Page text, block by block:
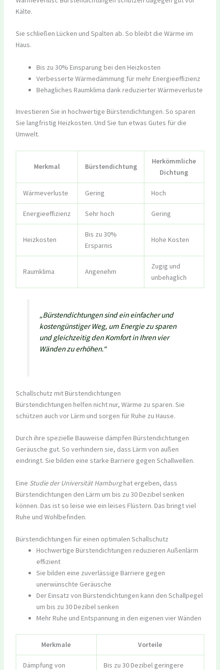
Kälte.
Sie schließen Lücken und Spalten ab. So bleibt die Wärme im
Haus.
Bis zu 30% Einsparung bei den Heizkosten
Verbesserte Wärmedämmung für mehr Energieeffizienz
Behagliches Raumklima dank reduzierter Wärmeverluste
Investieren Sie in hochwertige Bürstendichtungen. So sparen
Sie langfristig Heizkosten. Und Sie tun etwas Gutes für die
Umwelt.
Merkmal Bürstendichtung
Herkömmliche
Dichtung
Wärmeverluste Gering Hoch
Energieeffizienz Sehr hoch Gering
Heizkosten
Bis zu 30%
Ersparnis
Hohe Kosten
Raumklima Angenehm
Zugig und
unbehaglich
„Bürstendichtungen sind ein einfacher und
kostengünstiger Weg, um Energie zu sparen
und gleichzeitig den Komfort in Ihren vier
Wänden zu erhöhen.“
Schallschutz mit Bürstendichtungen
Bürstendichtungen helfen nicht nur, Wärme zu sparen. Sie
schützen auch vor Lärm und sorgen für Ruhe zu Hause.
Durch ihre spezielle Bauweise dämpfen Bürstendichtungen
Geräusche gut. So verhindern sie, dass Lärm von außen
eindringt. Sie bilden eine starke Barriere gegen Schallwellen.
Eine Studie der Universität Hamburghat ergeben, dass
Bürstendichtungen den Lärm um bis zu 30 Dezibel senken
können. Das ist so leise wie ein leises Flüstern. Das bringt viel
Ruhe und Wohlbefinden.
Bürstendichtungen für einen optimalen Schallschutz
Hochwertige Bürstendichtungen reduzieren Außenlärm
effizient
Sie bilden eine zuverlässige Barriere gegen
unerwünschte Geräusche
Der Einsatz von Bürstendichtungen kann den Schallpegel
um bis zu 30 Dezibel senken
Mehr Ruhe und Entspannung in den eigenen vier Wänden
Merkmale Vorteile
Dämpfung von
Bis zu 30 Dezibel geringere